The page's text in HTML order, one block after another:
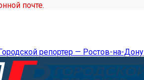
почте.
репортер — Ростов-на-Дону